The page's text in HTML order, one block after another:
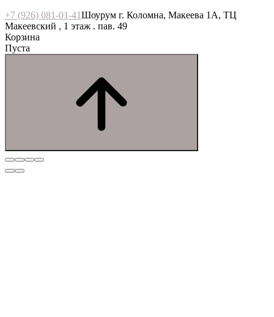
+7 (926) 081-01-41Шоурум г. Коломна, Макеева 1А, ТЦ
Макеевский , 1 этаж . пав. 49
Корзина
Пуста